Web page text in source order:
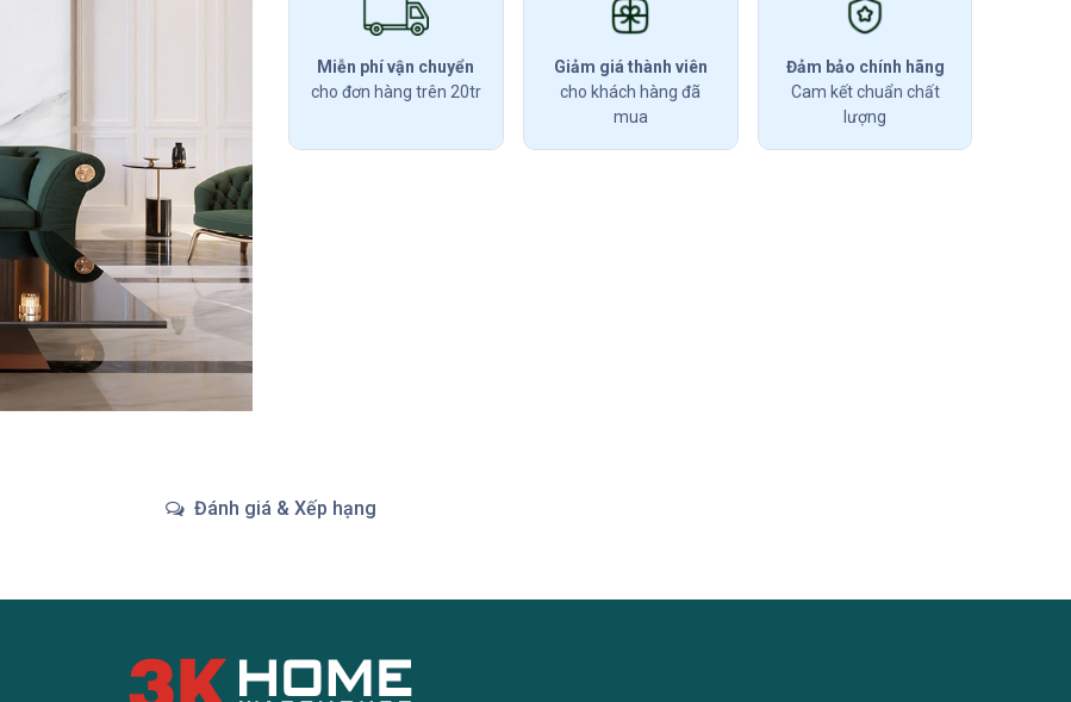
Miễn phí vận chuyển
cho đơn hàng trên 20tr
Giảm giá thành viên
cho khách hàng đã
mua
Đảm bảo chính hãng
Cam kết chuẩn chất
lượng
Đánh giá & Xếp hạng